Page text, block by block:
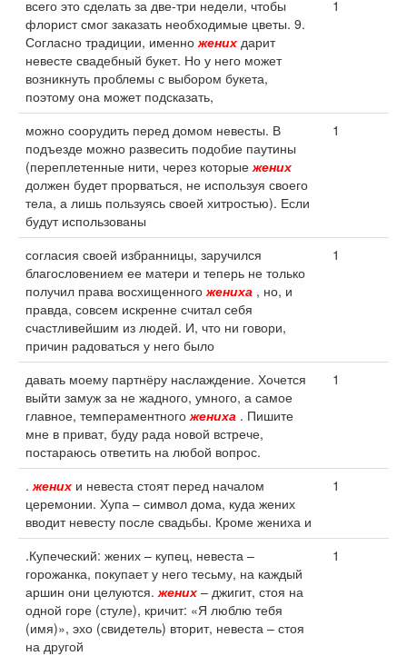
всего это сделать за две-три недели, чтобы
флорист смог заказать необходимые цветы. 9.
Согласно традиции, именножених дарит
невесте свадебный букет. Но у него может
возникнуть проблемы с выбором букета,
поэтому она может подсказать,
1
можно соорудить перед домом невесты. В
подъезде можно развесить подобие паутины
(переплетенные нити, через которыежених
должен будет прорваться, не используя своего
тела, а лишь пользуясь своей хитростью). Если
будут использованы
1
согласия своей избранницы, заручился
благословением ее матери и теперь не только
получил права восхищенногожениха , но, и
правда, совсем искренне считал себя
счастливейшим из людей. И, что ни говори,
причин радоваться у него было
1
давать моему партнёру наслаждение. Хочется
выйти замуж за не жадного, умного, а самое
главное, темпераментногожениха . Пишите
мне в приват, буду рада новой встрече,
постараюсь ответить на любой вопрос.
1
.жених и невеста стоят перед началом
церемонии. Хупа – символ дома, куда жених
вводит невесту после свадьбы. Кроме жениха и
1
.Купеческий: жених – купец, невеста –
горожанка, покупает у него тесьму, на каждый
аршин они целуются.жених – джигит, стоя на
одной горе (стуле), кричит: «Я люблю тебя
(имя)», эхо (свидетель) вторит, невеста – стоя
на другой
1